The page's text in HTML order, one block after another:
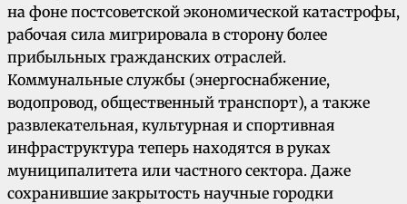
на фоне постсоветской экономической катастрофы,
рабочая сила мигрировала в сторону более
прибыльных гражданских отраслей.
Коммунальные службы (энергоснабжение,
водопровод, общественный транспорт), а также
развлекательная, культурная и спортивная
инфраструктура теперь находятся в руках
муниципалитета или частного сектора. Даже
сохранившие закрытость научные городки